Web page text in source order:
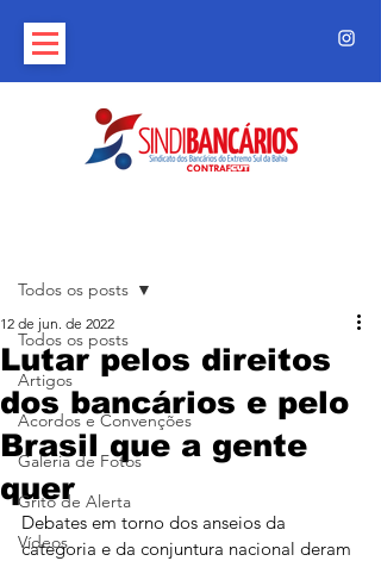
Todos os posts
Artigos
Acordos e Convenções
Galeria de Fotos
Grito de Alerta
Vídeos
Todos os posts
Lutar pelos direitos
dos bancários e pelo
Brasil que a gente
quer
12 de jun. de 2022
Debates em torno dos anseios da
categoria e da conjuntura nacional deram